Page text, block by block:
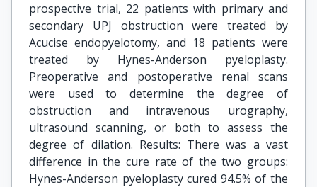
prospective trial, 22 patients with primary and
secondary UPJ obstruction were treated by
Acucise endopyelotomy, and 18 patients were
treated by Hynes-Anderson pyeloplasty.
Preoperative and postoperative renal scans
were used to determine the degree of
obstruction and intravenous urography,
ultrasound scanning, or both to assess the
degree of dilation. Results: There was a vast
difference in the cure rate of the two groups:
Hynes-Anderson pyeloplasty cured 94.5% of the